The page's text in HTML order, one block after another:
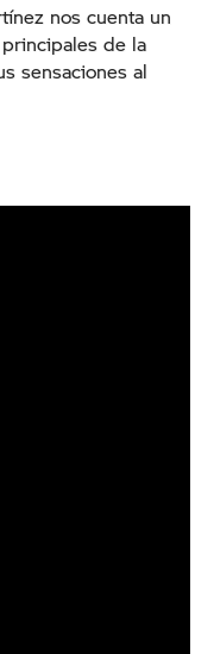
nos cuenta un
de la
sensaciones al